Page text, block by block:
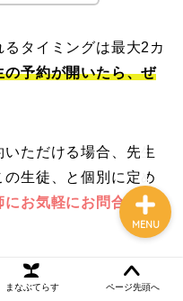
タイミングは最大2カ
の予約が開いたら、ぜ
ただける場合、先生
生徒、と個別に定め
にお気軽にお問合せく
まなぶてらす ページ先頭へ
MENU
教育コラム